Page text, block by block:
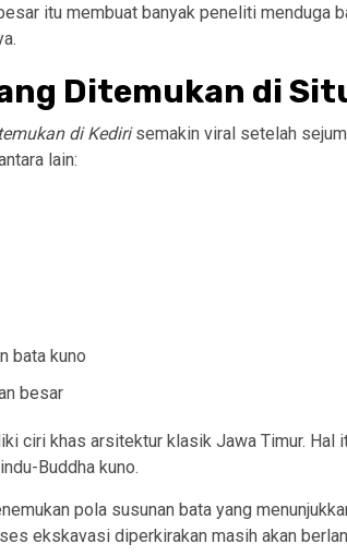
itu membuat banyak peneliti menduga
Ditemukan di
di Kedirisemakin viral setelah
lain:
bata kuno
besar
ciri khas arsitektur klasik Jawa Timur.
Buddha kuno.
pola susunan bata yang
ekskavasi diperkirakan masih akan